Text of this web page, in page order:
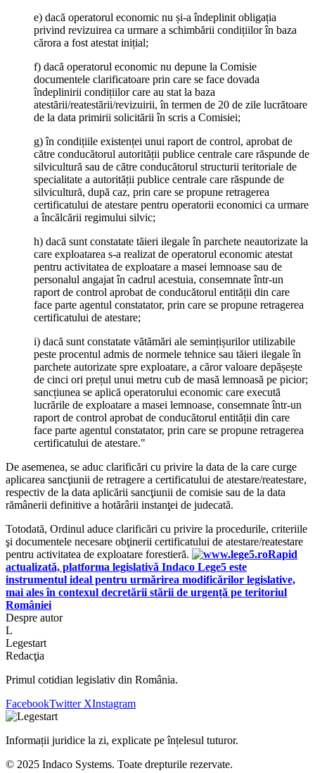
e) dacă operatorul economic nu și-a îndeplinit obligația
privind revizuirea ca urmare a schimbării condițiilor în baza
cărora a fost atestat inițial;
f) dacă operatorul economic nu depune la Comisie
documentele clarificatoare prin care se face dovada
îndeplinirii condițiilor care au stat la baza
atestării/reatestării/revizuirii, în termen de 20 de zile lucrătoare
de la data primirii solicitării în scris a Comisiei;
g) în condițiile existenței unui raport de control, aprobat de
către conducătorul autorității publice centrale care răspunde de
silvicultură sau de către conducătorul structurii teritoriale de
specialitate a autorității publice centrale care răspunde de
silvicultură, după caz, prin care se propune retragerea
certificatului de atestare pentru operatorii economici ca urmare
a încălcării regimului silvic;
h) dacă sunt constatate tăieri ilegale în parchete neautorizate la
care exploatarea s-a realizat de operatorul economic atestat
pentru activitatea de exploatare a masei lemnoase sau de
personalul angajat în cadrul acestuia, consemnate într-un
raport de control aprobat de conducătorul entității din care
face parte agentul constatator, prin care se propune retragerea
certificatului de atestare;
i) dacă sunt constatate vătămări ale semințișurilor utilizabile
peste procentul admis de normele tehnice sau tăieri ilegale în
parchete autorizate spre exploatare, a căror valoare depășește
de cinci ori prețul unui metru cub de masă lemnoasă pe picior;
sancțiunea se aplică operatorului economic care execută
lucrările de exploatare a masei lemnoase, consemnate într-un
raport de control aprobat de conducătorul entității din care
face parte agentul constatator, prin care se propune retragerea
certificatului de atestare."
De asemenea, se aduc clarificări cu privire la data de la care curge
aplicarea sancţiunii de retragere a certificatului de atestare/reatestare,
respectiv de la data aplicării sancţiunii de comisie sau de la data
rămânerii definitive a hotărârii instanţei de judecată.
Totodată, Ordinul aduce clarificări cu privire la procedurile, criteriile
şi documentele necesare obţinerii certificatului de atestare/reatestare
pentru activitatea de exploatare forestieră.
Rapid
actualizată, platforma legislativă Indaco Lege5 este
instrumentul ideal pentru urmărirea modificărilor legislative,
mai ales în contexul decretării stării de urgență pe teritoriul
României
Despre autor
L
Legestart
Redacţia
Primul cotidian legislativ din România.
FacebookTwitter XInstagram
Informații juridice la zi, explicate pe înțelesul tuturor.
© 2025 Indaco Systems. Toate drepturile rezervate.